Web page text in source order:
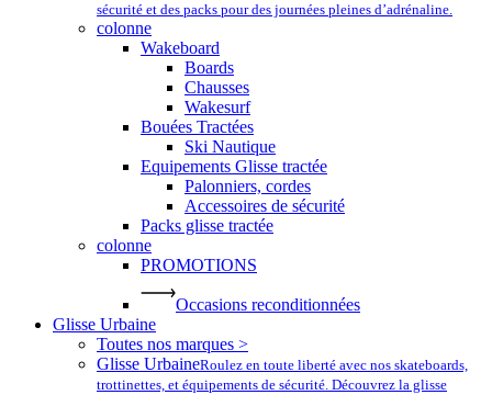
sécurité et des packs pour des journées pleines d’adrénaline.
colonne
Wakeboard
Boards
Chausses
Wakesurf
Bouées Tractées
Ski Nautique
Equipements Glisse tractée
Palonniers, cordes
Accessoires de sécurité
Packs glisse tractée
colonne
PROMOTIONS
Occasions reconditionnées
Glisse Urbaine
Toutes nos marques >
Glisse UrbaineRoulez en toute liberté avec nos skateboards,
trottinettes, et équipements de sécurité. Découvrez la glisse